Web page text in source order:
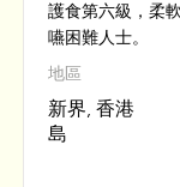
護食第六級，柔
嚥困難人士。
​地區
新界, 香港
島